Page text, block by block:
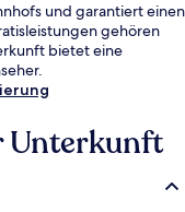
und garantiert einen
gehören
bietet eine
Unterkunft